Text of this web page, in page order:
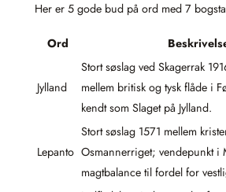
Her er 5 gode bud på ord med 7
Ord
Jylland
Stort søslag ved Skagerrak
mellem britisk og tysk flåde i
kendt som Slaget på Jylland.
Lepanto
Stort søslag 1571 mellem
Osmannerriget; vendepunkt i
magtbalance til fordel for